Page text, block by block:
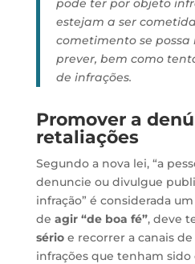
pode ter por objeto
estejam a ser
cometimento se possa
prever, bem como
de infrações.
Promover a
retaliações
Segundo a nova lei, “a
denuncie ou divulgue
infração” é considerada um
de agir “de boa fé”, deve
sérioe recorrer a canais
infrações que tenham